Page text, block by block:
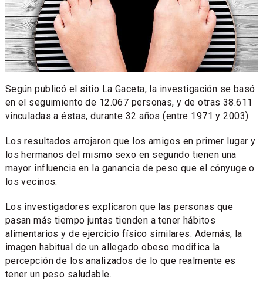
Según publicó el sitio La Gaceta, la investigación se basó
en el seguimiento de 12.067 personas, y de otras 38.611
vinculadas a éstas, durante 32 años (entre 1971 y 2003).
Los resultados arrojaron que los amigos en primer lugar y
los hermanos del mismo sexo en segundo tienen una
mayor influencia en la ganancia de peso que el cónyuge o
los vecinos.
Los investigadores explicaron que las personas que
pasan más tiempo juntas tienden a tener hábitos
alimentarios y de ejercicio físico similares. Además, la
imagen habitual de un allegado obeso modifica la
percepción de los analizados de lo que realmente es
tener un peso saludable.